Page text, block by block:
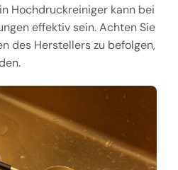
Hochdruckreiniger kann bei
effektiv sein. Achten Sie
des Herstellers zu befolgen,